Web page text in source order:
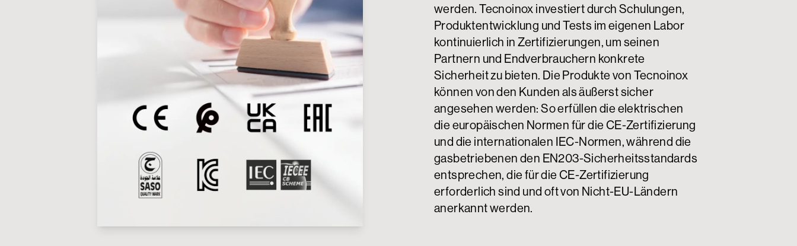
werden. Tecnoinox investiert durch Schulungen,
Produktentwicklung und Tests im eigenen Labor
kontinuierlich in Zertifizierungen, um seinen
Partnern und Endverbrauchern konkrete
Sicherheit zu bieten. Die Produkte von Tecnoinox
können von den Kunden als äußerst sicher
angesehen werden: So erfüllen die elektrischen
die europäischen Normen für die CE-Zertifizierung
und die internationalen IEC-Normen, während die
gasbetriebenen den EN203-Sicherheitsstandards
entsprechen, die für die CE-Zertifizierung
erforderlich sind und oft von Nicht-EU-Ländern
anerkannt werden.